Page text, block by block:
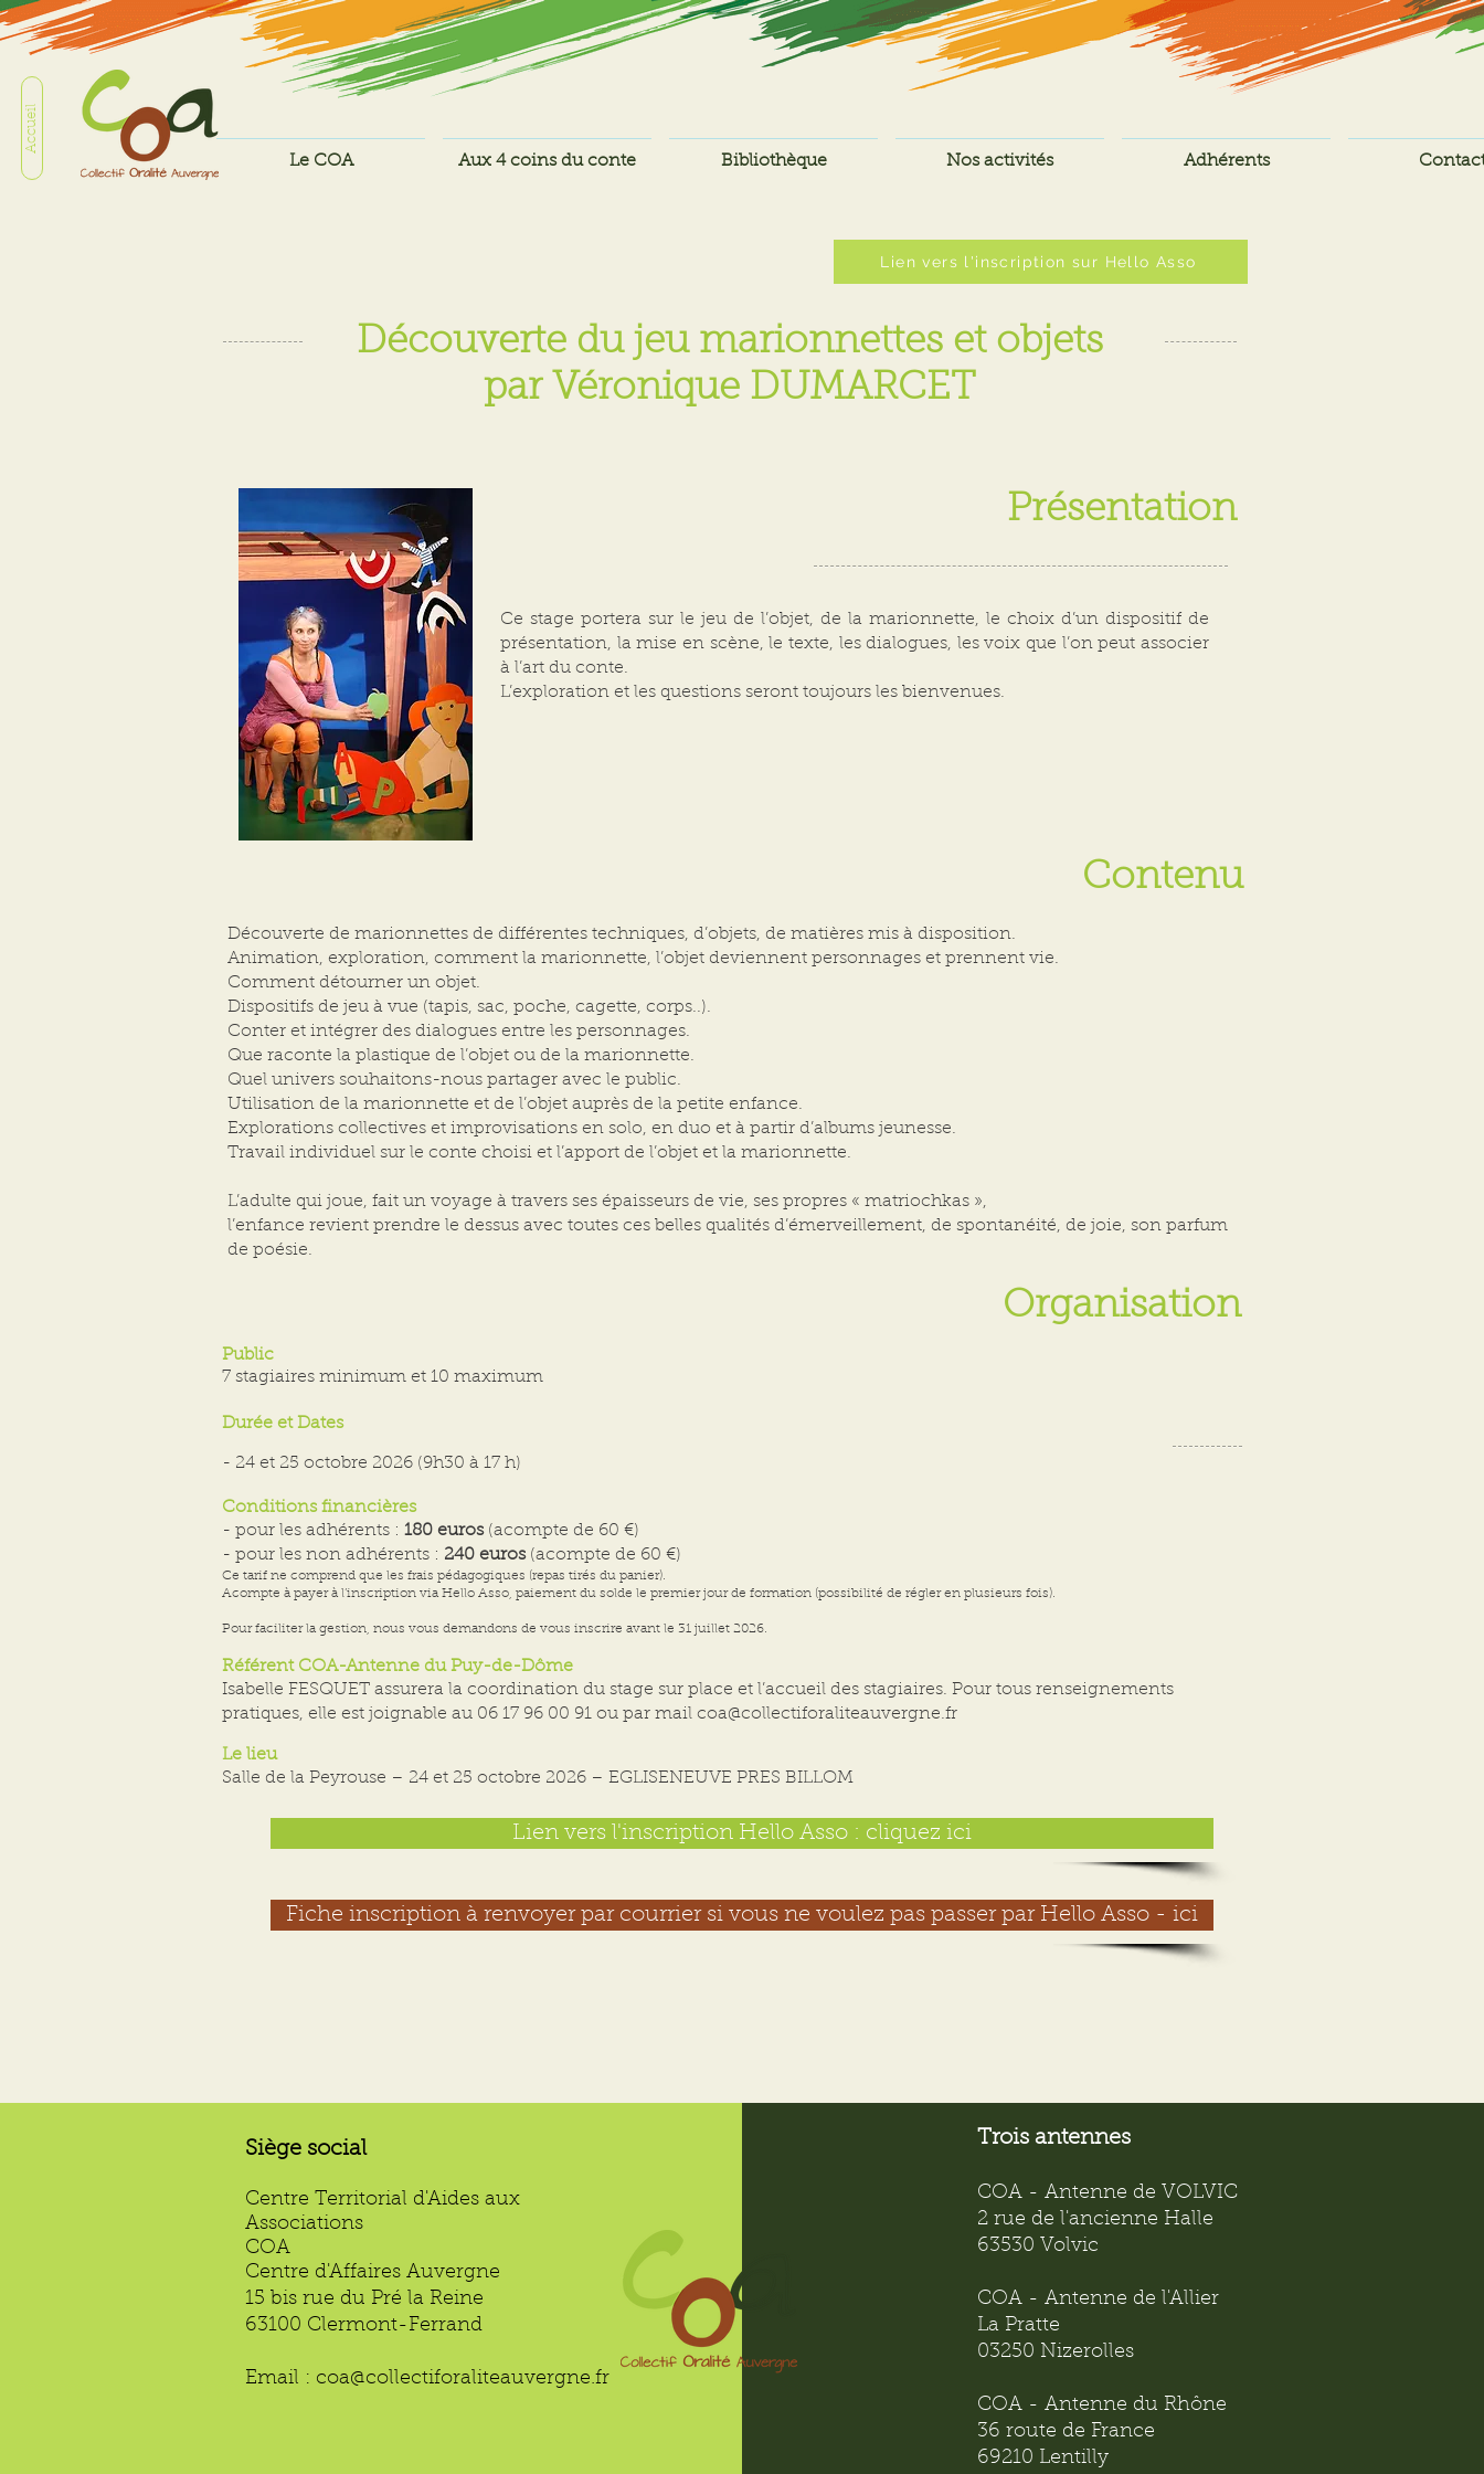
Accueil
Le COA Aux 4 coins du conte Bibliothèque Nos activités Adhérents
Lien vers l'inscription sur Hello Asso
Découverte du jeu marionnettes et objets
par Véronique DUMARCET
Présentation
Ce stage portera sur le jeu de l’objet, de la marionnette, le choix d’un dispositif de
présentation, la mise en scène, le texte, les dialogues, les voix que l’on peut associer
à l’art du conte.
L’exploration et les questions seront toujours les bienvenues.
Contenu
Découverte de marionnettes de différentes techniques, d’objets, de matières mis à disposition.
Animation, exploration, comment la marionnette, l’objet deviennent personnages et prennent vie.
Comment détourner un objet.
Dispositifs de jeu à vue (tapis, sac, poche, cagette, corps..).
Conter et intégrer des dialogues entre les personnages.
Que raconte la plastique de l’objet ou de la marionnette.
Quel univers souhaitons-nous partager avec le public.
Utilisation de la marionnette et de l’objet auprès de la petite enfance.
Explorations collectives et improvisations en solo, en duo et à partir d’albums jeunesse.
Travail individuel sur le conte choisi et l’apport de l’objet et la marionnette.
L’adulte qui joue, fait un voyage à travers ses épaisseurs de vie, ses propres « matriochkas »,
l’enfance revient prendre le dessus avec toutes ces belles qualités d’émerveillement, de spontanéité, de joie, son parfum
de poésie.
Organisation
Public
7 stagiaires minimum et 10 maximum
Durée et Dates
- 24 et 25 octobre 2026 (9h30 à 17 h)
Conditions financières
- pour les adhérents : 180 euros(acompte de 60 €)
- pour les non adhérents : 240 euros(acompte de 60 €)
Ce tarif ne comprend que les frais pédagogiques (repas tirés du panier).
Acompte à payer à l’inscription via Hello Asso, paiement du solde le premier jour de formation (possibilité de régler en plusieurs fois).
Pour faciliter la gestion, nous vous demandons de vous inscrire avant le 31 juillet 2026.
Référent COA-Antenne du Puy-de-Dôme
Isabelle FESQUET assurera la coordination du stage sur place et l’accueil des stagiaires. Pour tous renseignements
pratiques, elle est joignable au 06 17 96 00 91 ou par mail coa@collectiforaliteauvergne.fr
Le lieu
Salle de la Peyrouse – 24 et 25 octobre 2026 – EGLISENEUVE PRES BILLOM
Lien vers l'inscription Hello Asso : cliquez ici
Fiche inscription à renvoyer par courrier si vous ne voulez pas passer par Hello Asso - ici
Siège social
Centre Territorial d'Aides aux
Associations
COA
Centre d'Affaires Auvergne
15 bis rue du Pré la Reine
63100 Clermont-Ferrand
Email : coa@collectiforaliteauvergne.fr
Trois antennes
COA - Antenne de VOLVIC
2 rue de l'ancienne Halle
63530 Volvic
COA - Antenne de l'Allier
La Pratte
03250 Nizerolles
COA - Antenne du Rhône
36 route de France
69210 Lentilly